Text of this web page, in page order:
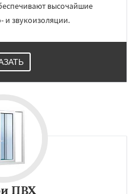
высочайшие
и звукоизоляции.
ПВХ